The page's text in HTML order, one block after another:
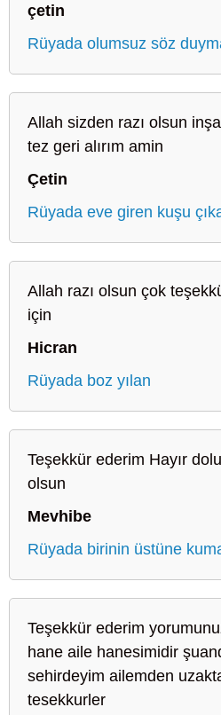
çetin
Rüyada olumsuz söz
Allah sizden razı olsun
tez geri alırım amin
Çetin
Rüyada eve giren kuşu
Allah razı olsun çok
için
Hicran
Rüyada boz yılan
Teşekkür ederim Hayır
olsun
Mevhibe
Rüyada birinin üstüne
Teşekkür ederim
hane aile hanesimidir
sehirdeyim ailemden
tesekkurler